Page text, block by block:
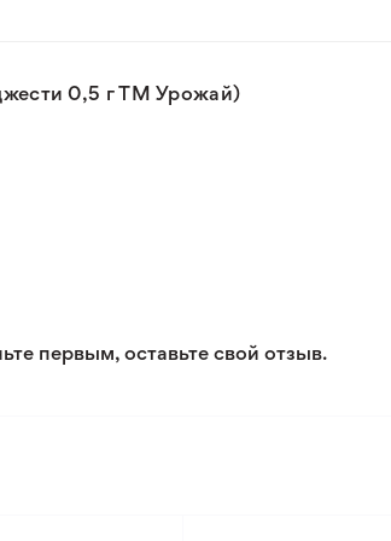
0,5 г ТМ Урожай)
первым, оставьте свой отзыв.